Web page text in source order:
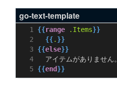
go-text-template
{{range .Items}}
{{. }}
{{else}}
{{end}}